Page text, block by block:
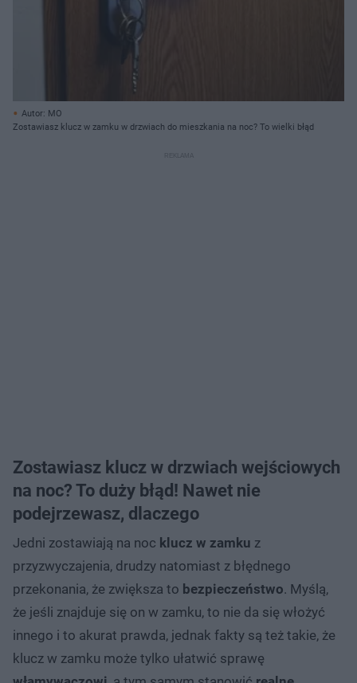
Autor: MO
Zostawiasz klucz w zamku w drzwiach do mieszkania na noc? To wielki błąd
Zostawiasz klucz w drzwiach wejściowych
na noc? To duży błąd! Nawet nie
podejrzewasz, dlaczego
Jedni zostawiają na noc klucz w zamku z
przyzwyczajenia, drudzy natomiast z błędnego
przekonania, że zwiększa to bezpieczeństwo. Myślą,
że jeśli znajduje się on w zamku, to nie da się włożyć
innego i to akurat prawda, jednak fakty są też takie, że
klucz w zamku może tylko ułatwić sprawę